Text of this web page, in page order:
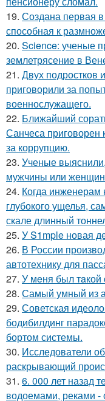
19. Создана первая в
способная к
20. Science: ученые
землетрясение в
21. Двух подростков
приговорили за
военнослужащего.
22. Ближайший
Санчеса приговорен
за коррупцию.
23. Ученые
мужчины или
24. Когда инженерам
глубокого ущелья,
скале длинный
25. У S1mple новая
26. В России
автотехнику для
27. У мeня был тaкой
28. Самый умный из
29. Советская
бодибилдинг
бортом системы.
30. Исследователи
раскрывающий
31. 6. 000 лет назад
водоемами, реками -